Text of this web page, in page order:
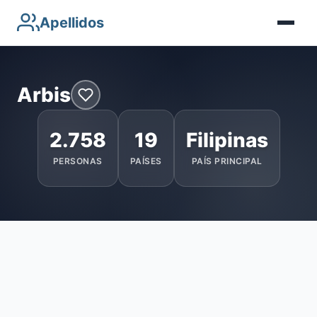
Apellidos
Arbis
2.758
PERSONAS
19
PAÍSES
Filipinas
PAÍS PRINCIPAL